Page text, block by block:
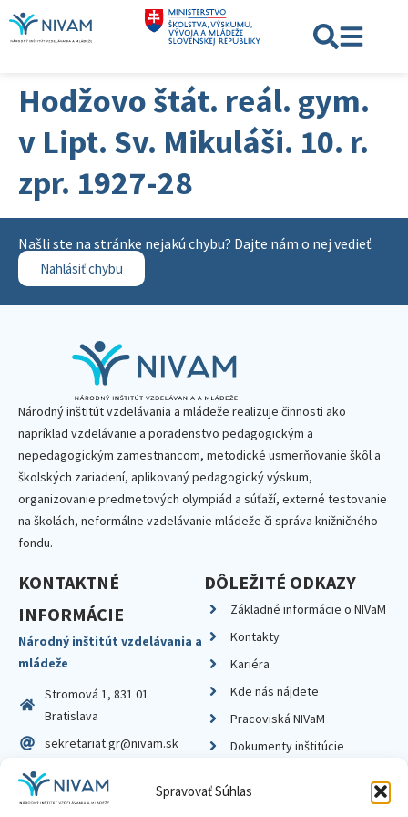
Spravovať Súhlas
Hodžovo štát. reál. gym.
v Lipt. Sv. Mikuláši. 10. r.
zpr. 1927-28
Našli ste na stránke nejakú chybu? Dajte nám o nej vedieť.
Nahlásiť chybu
Národný inštitút vzdelávania a mládeže realizuje činnosti ako
napríklad vzdelávanie a poradenstvo pedagogickým a
nepedagogickým zamestnancom, metodické usmerňovanie škôl a
školských zariadení, aplikovaný pedagogický výskum,
organizovanie predmetových olympiád a súťaží, externé testovanie
na školách, neformálne vzdelávanie mládeže či správa knižničného
fondu.
KONTAKTNÉ
INFORMÁCIE
Národný inštitút vzdelávania a
mládeže
Stromová 1, 831 01
Bratislava
sekretariat.gr@nivam.sk
IČO: 00164348
DIČ: 2020798714
DÔLEŽITÉ ODKAZY
Základné informácie o NIVaM
Kontakty
Kariéra
Kde nás nájdete
Pracoviská NIVaM
Dokumenty inštitúcie